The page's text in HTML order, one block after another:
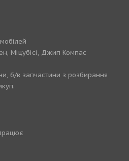
Міцубісі, Джип Компас
б/в запчастини з розбирання